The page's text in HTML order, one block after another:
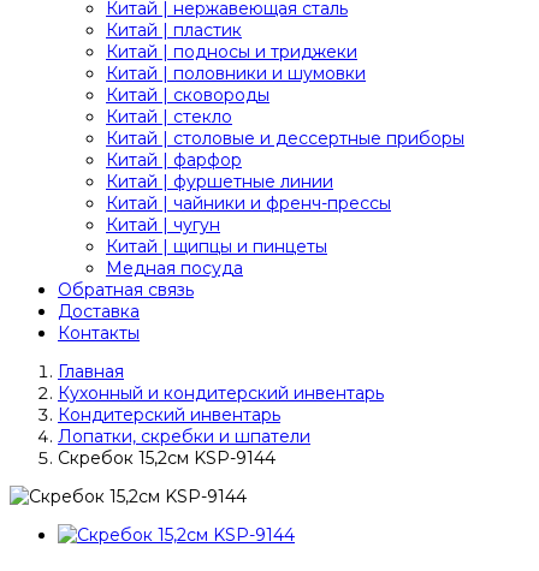
Китай | нержавеющая сталь
Китай | пластик
Китай | подносы и триджеки
Китай | половники и шумовки
Китай | сковороды
Китай | стекло
Китай | столовые и дессертные приборы
Китай | фарфор
Китай | фуршетные линии
Китай | чайники и френч-прессы
Китай | чугун
Китай | щипцы и пинцеты
Медная посуда
Обратная связь
Доставка
Контакты
Главная
Кухонный и кондитерский инвентарь
Кондитерский инвентарь
Лопатки, скребки и шпатели
Скребок 15,2см KSP-9144